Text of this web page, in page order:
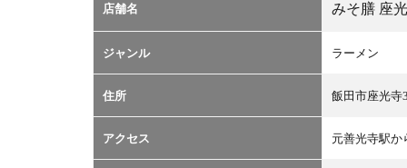
店舗名 みそ膳 座
ジャンル ラーメン
住所 飯田市座光寺
アクセス 元善光寺駅か